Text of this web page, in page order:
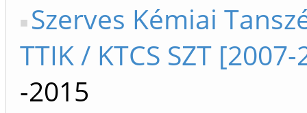
Szerves Kémiai
TTIK / KTCS SZT
-2015